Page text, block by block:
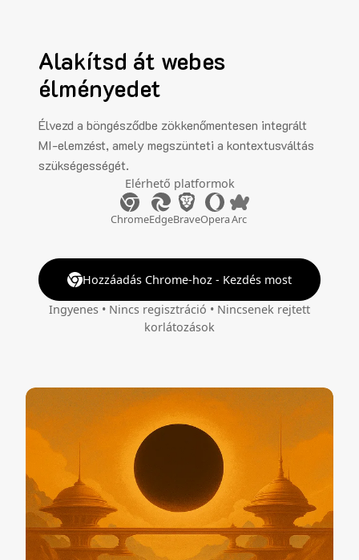
Alakítsd át webes
élményedet
Élvezd a böngésződbe zökkenőmentesen integrált
MI-elemzést, amely megszünteti a kontextusváltás
szükségességét.
Elérhető platformok
ChromeEdgeBraveOperaArc
Hozzáadás Chrome-hoz - Kezdés most
Ingyenes • Nincs regisztráció • Nincsenek rejtett
korlátozások